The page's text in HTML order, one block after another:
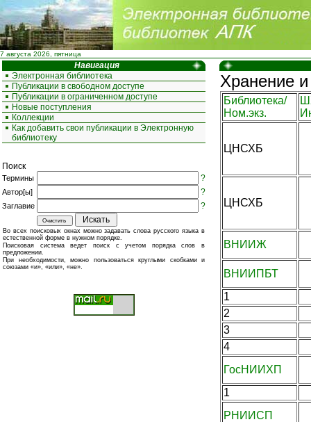
7 августа 2026, пятница
Навигация
Электронная библиотека
Публикации в свободном доступе
Публикации в ограниченном доступе
Новые поступления
Коллекции
Как добавить свои публикации в Электронную
библиотеку
Поиск
Термины ?
Автор[ы] ?
Заглавие ?
Во всех поисковых окнах можно задавать слова русского языка в
естественной форме в нужном порядке.
Поисковая система ведет поиск с учетом порядка слов в
предложении.
При необходимости, можно пользоваться круглыми скобками и
союзами «и», «или», «не».
Хранение
Библиотека/
Ном.экз.
ЦНСХБ
ЦНСХБ
ВНИИЖ
ВНИИПБТ
1
2
3
4
ГосНИИХП
1
РНИИСП